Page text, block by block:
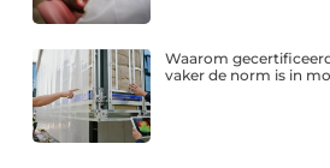
Waarom
vaker de norm is in